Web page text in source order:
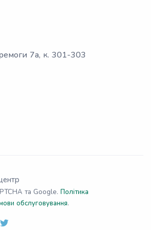
7а, к. 301-303
та Google. Політика
обслуговування.